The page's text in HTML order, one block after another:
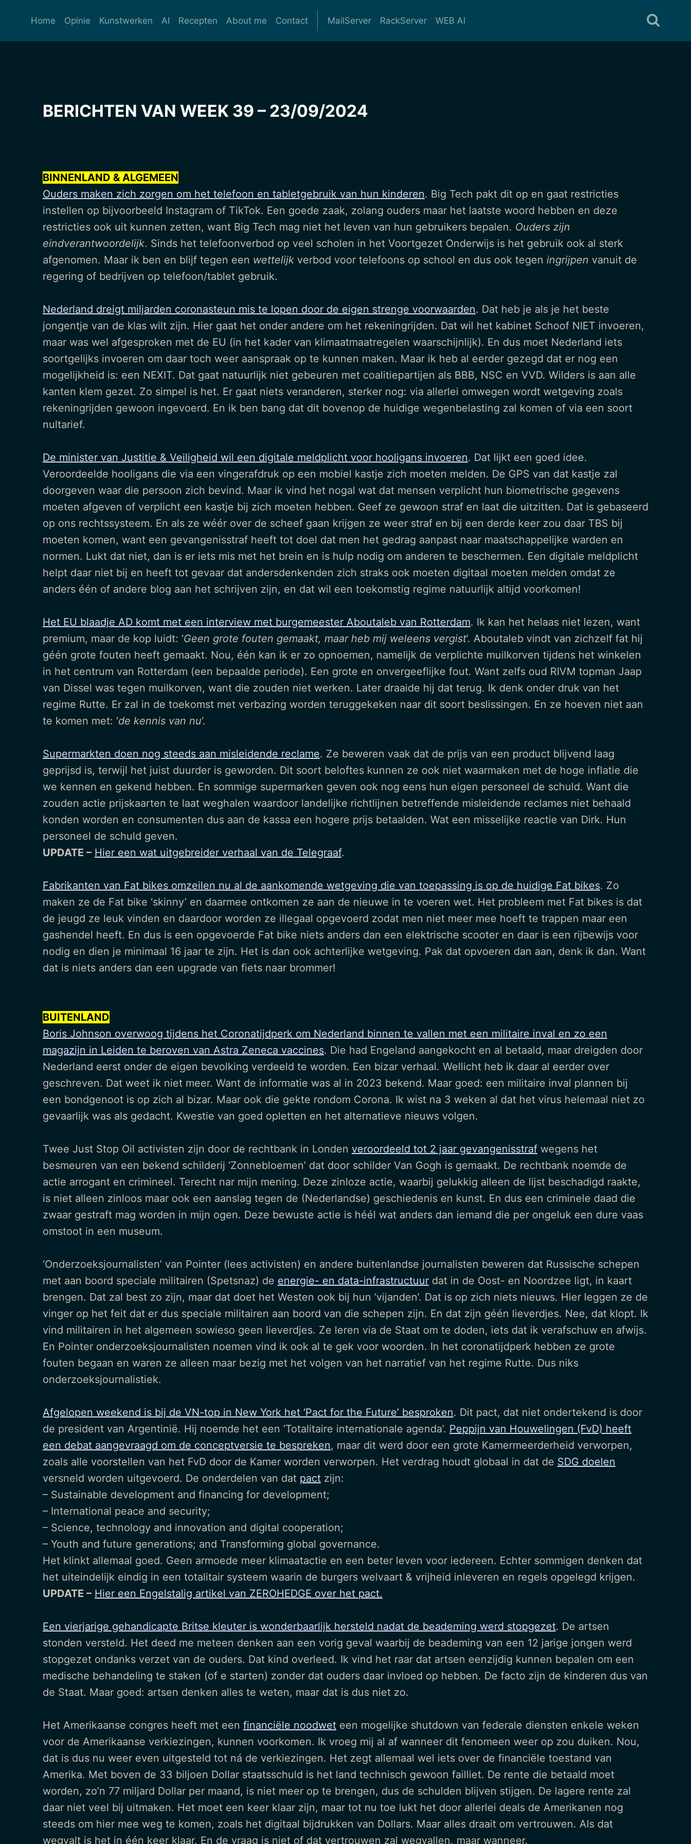
Home Opinie Kunstwerken AI Recepten About me Contact MailServer RackServer WEB AI
BERICHTEN VAN WEEK 39 – 23/09/2024
BINNENLAND & ALGEMEEN
Ouders maken zich zorgen om het telefoon en tabletgebruik van hun kinderen. Big Tech pakt dit op en gaat restricties
instellen op bijvoorbeeld Instagram of TikTok. Een goede zaak, zolang ouders maar het laatste woord hebben en deze
restricties ook uit kunnen zetten, want Big Tech mag niet het leven van hun gebruikers bepalen. Ouders zijn
eindverantwoordelijk. Sinds het telefoonverbod op veel scholen in het Voortgezet Onderwijs is het gebruik ook al sterk
afgenomen. Maar ik ben en blijf tegen een wettelijk verbod voor telefoons op school en dus ook tegen ingrijpen vanuit de
regering of bedrijven op telefoon/tablet gebruik.
Nederland dreigt miljarden coronasteun mis te lopen door de eigen strenge voorwaarden. Dat heb je als je het beste
jongentje van de klas wilt zijn. Hier gaat het onder andere om het rekeningrijden. Dat wil het kabinet Schoof NIET invoeren,
maar was wel afgesproken met de EU (in het kader van klimaatmaatregelen waarschijnlijk). En dus moet Nederland iets
soortgelijks invoeren om daar toch weer aanspraak op te kunnen maken. Maar ik heb al eerder gezegd dat er nog een
mogelijkheid is: een NEXIT. Dat gaat natuurlijk niet gebeuren met coalitiepartijen als BBB, NSC en VVD. Wilders is aan alle
kanten klem gezet. Zo simpel is het. Er gaat niets veranderen, sterker nog: via allerlei omwegen wordt wetgeving zoals
rekeningrijden gewoon ingevoerd. En ik ben bang dat dit bovenop de huidige wegenbelasting zal komen of via een soort
nultarief.
De minister van Justitie & Veiligheid wil een digitale meldplicht voor hooligans invoeren. Dat lijkt een goed idee.
Veroordeelde hooligans die via een vingerafdruk op een mobiel kastje zich moeten melden. De GPS van dat kastje zal
doorgeven waar die persoon zich bevind. Maar ik vind het nogal wat dat mensen verplicht hun biometrische gegevens
moeten afgeven of verplicht een kastje bij zich moeten hebben. Geef ze gewoon straf en laat die uitzitten. Dat is gebaseerd
op ons rechtssysteem. En als ze wéér over de scheef gaan krijgen ze weer straf en bij een derde keer zou daar TBS bij
moeten komen, want een gevangenisstraf heeft tot doel dat men het gedrag aanpast naar maatschappelijke warden en
normen. Lukt dat niet, dan is er iets mis met het brein en is hulp nodig om anderen te beschermen. Een digitale meldplicht
helpt daar niet bij en heeft tot gevaar dat andersdenkenden zich straks ook moeten digitaal moeten melden omdat ze
anders één of andere blog aan het schrijven zijn, en dat wil een toekomstig regime natuurlijk altijd voorkomen!
Het EU blaadje AD komt met een interview met burgemeester Aboutaleb van Rotterdam. Ik kan het helaas niet lezen, want
premium, maar de kop luidt: ‘Geen grote fouten gemaakt, maar heb mij weleens vergist’. Aboutaleb vindt van zichzelf fat hij
géén grote fouten heeft gemaakt. Nou, één kan ik er zo opnoemen, namelijk de verplichte muilkorven tijdens het winkelen
in het centrum van Rotterdam (een bepaalde periode). Een grote en onvergeeflijke fout. Want zelfs oud RIVM topman Jaap
van Dissel was tegen muilkorven, want die zouden niet werken. Later draaide hij dat terug. Ik denk onder druk van het
regime Rutte. Er zal in de toekomst met verbazing worden teruggekeken naar dit soort beslissingen. En ze hoeven niet aan
te komen met: ‘de kennis van nu‘.
Supermarkten doen nog steeds aan misleidende reclame. Ze beweren vaak dat de prijs van een product blijvend laag
geprijsd is, terwijl het juist duurder is geworden. Dit soort beloftes kunnen ze ook niet waarmaken met de hoge inflatie die
we kennen en gekend hebben. En sommige supermarken geven ook nog eens hun eigen personeel de schuld. Want die
zouden actie prijskaarten te laat weghalen waardoor landelijke richtlijnen betreffende misleidende reclames niet behaald
konden worden en consumenten dus aan de kassa een hogere prijs betaalden. Wat een misselijke reactie van Dirk. Hun
personeel de schuld geven.
UPDATE – Hier een wat uitgebreider verhaal van de Telegraaf.
Fabrikanten van Fat bikes omzeilen nu al de aankomende wetgeving die van toepassing is op de huidige Fat bikes. Zo
maken ze de Fat bike ‘skinny’ en daarmee ontkomen ze aan de nieuwe in te voeren wet. Het probleem met Fat bikes is dat
de jeugd ze leuk vinden en daardoor worden ze illegaal opgevoerd zodat men niet meer mee hoeft te trappen maar een
gashendel heeft. En dus is een opgevoerde Fat bike niets anders dan een elektrische scooter en daar is een rijbewijs voor
nodig en dien je minimaal 16 jaar te zijn. Het is dan ook achterlijke wetgeving. Pak dat opvoeren dan aan, denk ik dan. Want
dat is niets anders dan een upgrade van fiets naar brommer!
BUITENLAND
Boris Johnson overwoog tijdens het Coronatijdperk om Nederland binnen te vallen met een militaire inval en zo een
magazijn in Leiden te beroven van Astra Zeneca vaccines. Die had Engeland aangekocht en al betaald, maar dreigden door
Nederland eerst onder de eigen bevolking verdeeld te worden. Een bizar verhaal. Wellicht heb ik daar al eerder over
geschreven. Dat weet ik niet meer. Want de informatie was al in 2023 bekend. Maar goed: een militaire inval plannen bij
een bondgenoot is op zich al bizar. Maar ook die gekte rondom Corona. Ik wist na 3 weken al dat het virus helemaal niet zo
gevaarlijk was als gedacht. Kwestie van goed opletten en het alternatieve nieuws volgen.
Twee Just Stop Oil activisten zijn door de rechtbank in Londen veroordeeld tot 2 jaar gevangenisstraf wegens het
besmeuren van een bekend schilderij ‘Zonnebloemen’ dat door schilder Van Gogh is gemaakt. De rechtbank noemde de
actie arrogant en crimineel. Terecht nar mijn mening. Deze zinloze actie, waarbij gelukkig alleen de lijst beschadigd raakte,
is niet alleen zinloos maar ook een aanslag tegen de (Nederlandse) geschiedenis en kunst. En dus een criminele daad die
zwaar gestraft mag worden in mijn ogen. Deze bewuste actie is héél wat anders dan iemand die per ongeluk een dure vaas
omstoot in een museum.
‘Onderzoeksjournalisten’ van Pointer (lees activisten) en andere buitenlandse journalisten beweren dat Russische schepen
met aan boord speciale militairen (Spetsnaz) de energie- en data-infrastructuur dat in de Oost- en Noordzee ligt, in kaart
brengen. Dat zal best zo zijn, maar dat doet het Westen ook bij hun ‘vijanden’. Dat is op zich niets nieuws. Hier leggen ze de
vinger op het feit dat er dus speciale militairen aan boord van die schepen zijn. En dat zijn géén lieverdjes. Nee, dat klopt. Ik
vind militairen in het algemeen sowieso geen lieverdjes. Ze leren via de Staat om te doden, iets dat ik verafschuw en afwijs.
En Pointer onderzoeksjournalisten noemen vind ik ook al te gek voor woorden. In het coronatijdperk hebben ze grote
fouten begaan en waren ze alleen maar bezig met het volgen van het narratief van het regime Rutte. Dus niks
onderzoeksjournalistiek.
Afgelopen weekend is bij de VN-top in New York het ‘Pact for the Future’ besproken. Dit pact, dat niet ondertekend is door
de president van Argentinië. Hij noemde het een ‘Totalitaire internationale agenda’. Peppijn van Houwelingen (FvD) heeft
een debat aangevraagd om de conceptversie te bespreken, maar dit werd door een grote Kamermeerderheid verworpen,
zoals alle voorstellen van het FvD door de Kamer worden verworpen. Het verdrag houdt globaal in dat de SDG doelen
versneld worden uitgevoerd. De onderdelen van dat pact zijn:
– Sustainable development and financing for development;
– International peace and security;
– Science, technology and innovation and digital cooperation;
– Youth and future generations; and Transforming global governance.
Het klinkt allemaal goed. Geen armoede meer klimaatactie en een beter leven voor iedereen. Echter sommigen denken dat
het uiteindelijk eindig in een totalitair systeem waarin de burgers welvaart & vrijheid inleveren en regels opgelegd krijgen.
UPDATE – Hier een Engelstalig artikel van ZEROHEDGE over het pact.
Een vierjarige gehandicapte Britse kleuter is wonderbaarlijk hersteld nadat de beademing werd stopgezet. De artsen
stonden versteld. Het deed me meteen denken aan een vorig geval waarbij de beademing van een 12 jarige jongen werd
stopgezet ondanks verzet van de ouders. Dat kind overleed. Ik vind het raar dat artsen eenzijdig kunnen bepalen om een
medische behandeling te staken (of e starten) zonder dat ouders daar invloed op hebben. De facto zijn de kinderen dus van
de Staat. Maar goed: artsen denken alles te weten, maar dat is dus niet zo.
Het Amerikaanse congres heeft met een financiële noodwet een mogelijke shutdown van federale diensten enkele weken
voor de Amerikaanse verkiezingen, kunnen voorkomen. Ik vroeg mij al af wanneer dit fenomeen weer op zou duiken. Nou,
dat is dus nu weer even uitgesteld tot ná de verkiezingen. Het zegt allemaal wel iets over de financiële toestand van
Amerika. Met boven de 33 biljoen Dollar staatsschuld is het land technisch gewoon failliet. De rente die betaald moet
worden, zo’n 77 miljard Dollar per maand, is niet meer op te brengen, dus de schulden blijven stijgen. De lagere rente zal
daar niet veel bij uitmaken. Het moet een keer klaar zijn, maar tot nu toe lukt het door allerlei deals de Amerikanen nog
steeds om hier mee weg te komen, zoals het digitaal bijdrukken van Dollars. Maar alles draait om vertrouwen. Als dat
wegvalt is het in één keer klaar. En de vraag is niet of dat vertrouwen zal wegvallen, maar wanneer.